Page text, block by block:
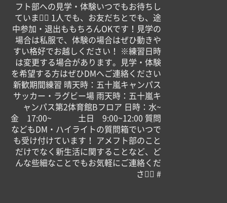
フト部への見学・体験いつでもお待ちし
ています🏻 1人でも、お友だちとでも、途
中参加・退出ももちろんOKです！見学の
場合は私服で、体験の場合はぜひ動きや
すい格好でお越しください！ ※練習日時
は変更する場合があります。見学・体験
を希望する方はぜひDMへご連絡ください
新歓期間練習 晴天時：五十嵐キャンパス
サッカー・ラグビー場 雨天時：五十嵐キ
ャンパス第2体育館Bフロア 日時：水~
金 17:00~ 土日 9:00~12:00 質問
などもDM・ハイライトの質問箱でいつで
も受け付けています！ アメフト部のこと
だけでなく新生活に関することなど、ど
んな些細なことでもお気軽にご連絡くだ
さい🏻 #